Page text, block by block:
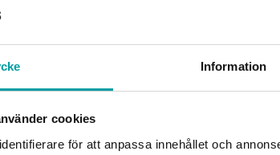
Information
cookies
för att anpassa innehållet och
Fotograf: Footprint
leder for Stratsys i